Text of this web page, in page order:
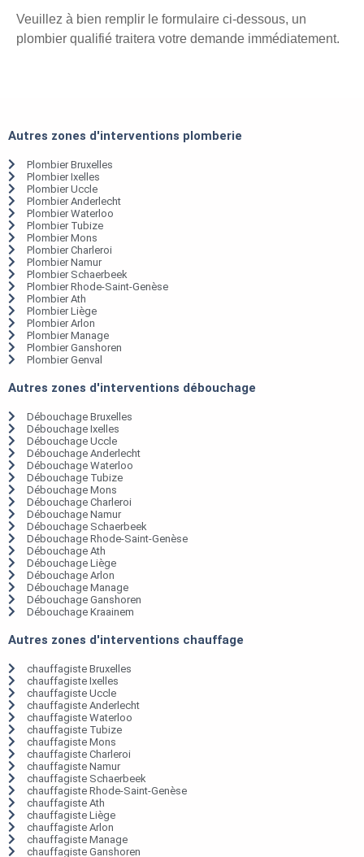
Veuillez à bien remplir le formulaire ci-dessous, un
plombier qualifié traitera votre demande immédiatement.
Autres zones d'interventions plomberie
Plombier Bruxelles
Plombier Ixelles
Plombier Uccle
Plombier Anderlecht
Plombier Waterloo
Plombier Tubize
Plombier Mons
Plombier Charleroi
Plombier Namur
Plombier Schaerbeek
Plombier Rhode-Saint-Genèse
Plombier Ath
Plombier Liège
Plombier Arlon
Plombier Manage
Plombier Ganshoren
Plombier Genval
Autres zones d'interventions débouchage
Débouchage Bruxelles
Débouchage Ixelles
Débouchage Uccle
Débouchage Anderlecht
Débouchage Waterloo
Débouchage Tubize
Débouchage Mons
Débouchage Charleroi
Débouchage Namur
Débouchage Schaerbeek
Débouchage Rhode-Saint-Genèse
Débouchage Ath
Débouchage Liège
Débouchage Arlon
Débouchage Manage
Débouchage Ganshoren
Débouchage Kraainem
Autres zones d'interventions chauffage
chauffagiste Bruxelles
chauffagiste Ixelles
chauffagiste Uccle
chauffagiste Anderlecht
chauffagiste Waterloo
chauffagiste Tubize
chauffagiste Mons
chauffagiste Charleroi
chauffagiste Namur
chauffagiste Schaerbeek
chauffagiste Rhode-Saint-Genèse
chauffagiste Ath
chauffagiste Liège
chauffagiste Arlon
chauffagiste Manage
chauffagiste Ganshoren